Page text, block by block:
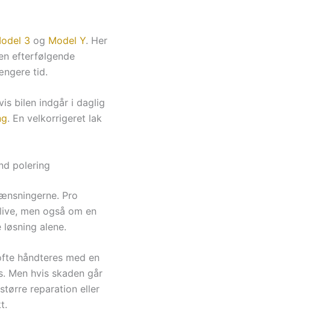
3 og Model Y. Her
efterfølgende
tid.
bilen indgår i daglig
. En velkorrigeret lak
polering
Pro
men også om en
alene.
håndteres med en
Men hvis skaden går
reparation eller